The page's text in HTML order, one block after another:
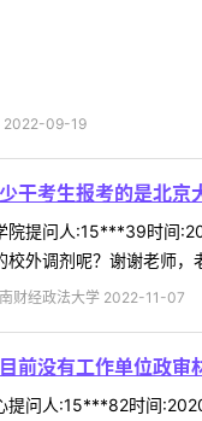
2022-09-19
干考生报考的是北京
院提问人:15***39时间
外调剂呢？谢谢老师
财经政法大学 2022-11-07
前没有工作单位政审
提问人:15***82时间